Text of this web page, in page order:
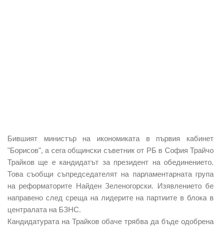
Бившият министър на икономиката в първия кабинет
"Борисов", а сега общински съветник от РБ в София Трайчо
Трайков ще е кандидатът за президент на обединението.
Това съобщи съпредседателят на парламентарната група
на реформаторите Найден Зеленогорски. Изявлението бе
направено след среща на лидерите на партиите в блока в
централата на БЗНС.
Кандидатурата на Трайков обаче трябва да бъде одобрена